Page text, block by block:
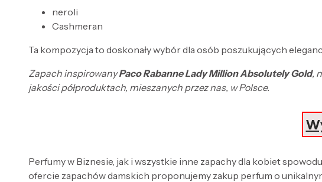
neroli
Cashmeran
Ta kompozycja to doskonały wybór dla osób poszukujących
Zapach inspirowanyPaco Rabanne Lady Million Absolutely Gold,
jakości półproduktach, mieszanych przez nas, w Polsce.
Perfumy w Biznesie, jak i wszystkie inne zapachy dla kobiet
ofercie zapachów damskich proponujemy zakup perfum o